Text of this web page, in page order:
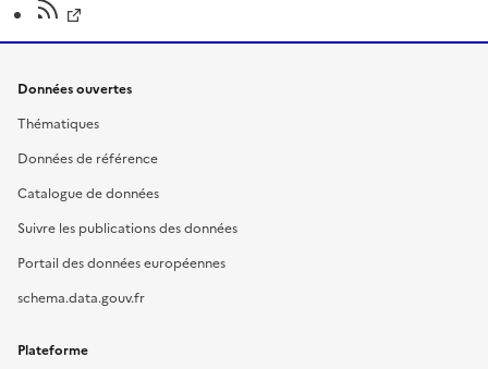
Données ouvertes
Thématiques
Données de référence
Catalogue de données
Suivre les publications des données
Portail des données européennes
schema.data.gouv.fr
Plateforme